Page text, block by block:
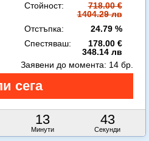
Стойност:
718.00 €
1404.29 лв
Отстъпка:
24.79 %
Спестяваш:
178.00 €
348.14 лв
13
Минути
41
Секунди
Заявени до момента: 14 бр.